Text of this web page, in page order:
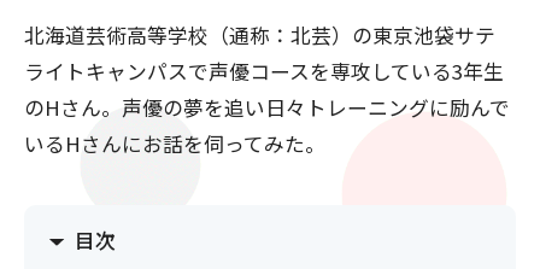
北海道芸術高等学校（通称：北芸）の東京池袋サテ
ライトキャンパスで声優コースを専攻している3年生
のHさん。声優の夢を追い日々トレーニングに励んで
いるHさんにお話を伺ってみた。
目次